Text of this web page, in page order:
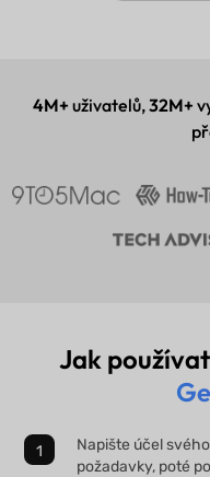
4M+ uživatelů,32M+
Jak používat
Napište účel
požadavky, poté